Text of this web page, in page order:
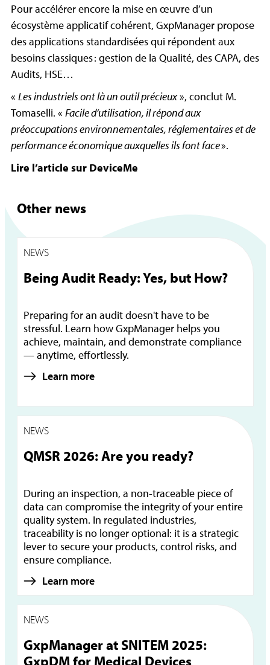
Pour accélérer encore la mise en œuvre d’un
écosystème applicatif cohérent, GxpManager propose
des applications standardisées qui répondent aux
besoins classiques : gestion de la Qualité, des CAPA, des
Audits, HSE…
« Les industriels ont là un outil précieux», conclut M.
Tomaselli. « Facile d’utilisation, il répond aux
préoccupations environnementales, réglementaires et de
performance économique auxquelles ils font face».
Lire l’article sur DeviceMe
Other news
NEWS
Being Audit Ready: Yes, but How?
Preparing for an audit doesn't have to be
stressful. Learn how GxpManager helps you
achieve, maintain, and demonstrate compliance
— anytime, effortlessly.
Learn more
NEWS
QMSR 2026: Are you ready?
During an inspection, a non-traceable piece of
data can compromise the integrity of your entire
quality system. In regulated industries,
traceability is no longer optional: it is a strategic
lever to secure your products, control risks, and
ensure compliance.
Learn more
NEWS
GxpManager at SNITEM 2025:
GxpDM for Medical Devices